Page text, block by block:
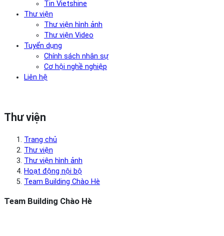
Tin Vietshine
Thư viện
Thư viện hình ảnh
Thư viện Video
Tuyển dụng
Chính sách nhân sự
Cơ hội nghề nghiệp
Liên hệ
Thư viện
Trang chủ
Thư viện
Thư viện hình ảnh
Hoạt động nội bộ
Team Building Chào Hè
Team Building Chào Hè